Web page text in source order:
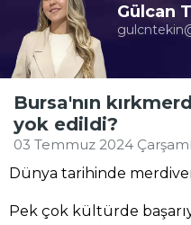
Gülcan
Bursa'nın
yok edildi?
03 Temmuz 2024
Dünya tarihinde
Pek çok kültürde